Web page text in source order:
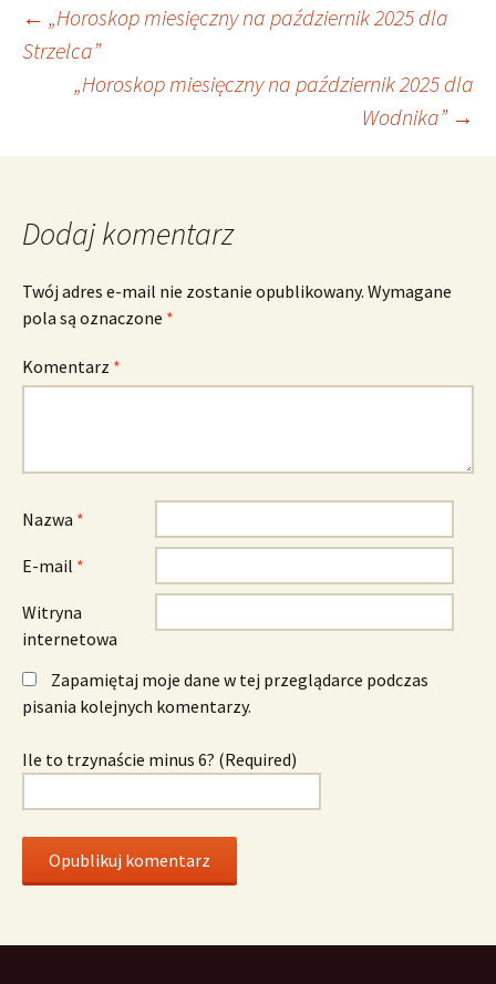
Nawigacja
wpisu
← „Horoskop miesięczny na październik 2025 dla
Strzelca”
„Horoskop miesięczny na październik 2025 dla
Wodnika” →
Dodaj komentarz
Twój adres e-mail nie zostanie opublikowany. Wymagane
pola są oznaczone *
Komentarz *
Nazwa *
E-mail *
Witryna
internetowa
Zapamiętaj moje dane w tej przeglądarce podczas
pisania kolejnych komentarzy.
Ile to trzynaście minus 6? (Required)